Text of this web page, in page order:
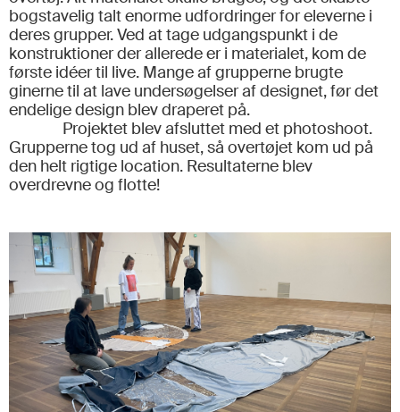
bogstavelig talt enorme udfordringer for eleverne i
deres grupper. Ved at tage udgangspunkt i de
konstruktioner der allerede er i materialet, kom de
første idéer til live. Mange af grupperne brugte
ginerne til at lave undersøgelser af designet, før det
endelige design blev draperet på.
Projektet blev afsluttet med et photoshoot.
Grupperne tog ud af huset, så overtøjet kom ud på
den helt rigtige location. Resultaterne blev
overdrevne og flotte!